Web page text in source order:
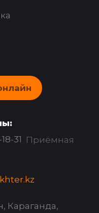
31 Приёмная
Караганда,